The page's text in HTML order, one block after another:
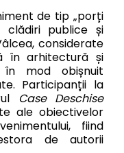
de tip „porți
clădiri publice și
considerate
în arhitectură și
mod obișnuit
Participanții la
Case Deschise
ale obiectivelor
fiind
de autorii